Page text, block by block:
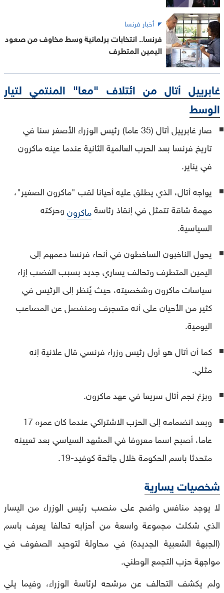
أخبار فرنسا
فرنسا.. انتخابات برلمانية وسط مخاوف من صعود
اليمين المتطرف
غابرييل أتال من ائتلاف "معا" المنتمي لتيار
الوسط
صار غابرييل أتال (35 عاما) رئيس الوزراء الأصغر سنا في
تاريخ فرنسا بعد الحرب العالمية الثانية عندما عينه ماكرون
في يناير.
يواجه أتال، الذي يطلق عليه أحيانا لقب "ماكرون الصغير"،
مهمة شاقة تتمثل في إنقاذ رئاسةماكرونوحركته
السياسية.
يحول الناخبون الساخطون في أنحاء فرنسا دعمهم إلى
اليمين المتطرف وتحالف يساري جديد بسبب الغضب إزاء
سياسات ماكرون وشخصيته، حيث يُنظر إلى الرئيس في
كثير من الأحيان على أنه متعجرف ومنفصل عن المصاعب
اليومية.
كما أن أتال هو أول رئيس وزراء فرنسي قال علانية إنه
مثلي.
وبزغ نجم أتال سريعا في عهد ماكرون.
وبعد انضمامه إلى الحزب الاشتراكي عندما كان عمره 17
عاما، أصبح اسما معروفا في المشهد السياسي بعد تعيينه
متحدثا باسم الحكومة خلال جائحة كوفيد-19.
شخصيات يسارية
لا يوجد منافس واضح على منصب رئيس الوزراء من اليسار
الذي شكلت مجموعة واسعة من أحزابه تحالفا يعرف باسم
(الجبهة الشعبية الجديدة) في محاولة لتوحيد الصفوف في
مواجهة حزب التجمع الوطني.
ولم يكشف التحالف عن مرشحه لرئاسة الوزراء، وفيما يلي